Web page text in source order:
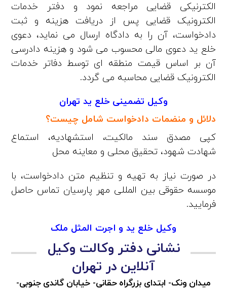
الکترنیکی قضایی مراجعه نمود و دفتر خدمات
الکترونیک قضایی پس از دریافت هزینه و ثبت
دادخواست، آن را به دادگاه ارسال می نماید، دعوی
خلع ید دعوی مالی محسوب می شود و هزینه دادرسی
آن بر اساس قیمت منطقه ای توسط دفاتر خدمات
الکترونیک قضایی محاسبه می گردد.
وکیل تضمینی خلع ید تهران
دلائل و منضمات دادخواست شامل چیست؟
كپی مصدق سند مالكيت، استشهادیه، استماع
شهادت شهود، تحقيق محلی و معاینه محل
در صورت نیاز به تهیه و تنظیم متن دادخواست، با
موسسه حقوقی بین المللی مهر پارسیان تماس حاصل
فرمایید.
وکیل خلع ید و اجرت المثل ملک
نشانی دفتر وکالت وکیل
آنلاین در تهران
میدان ونک- ابتدای بزرگراه حقانی- خیابان گاندی جنوبی-